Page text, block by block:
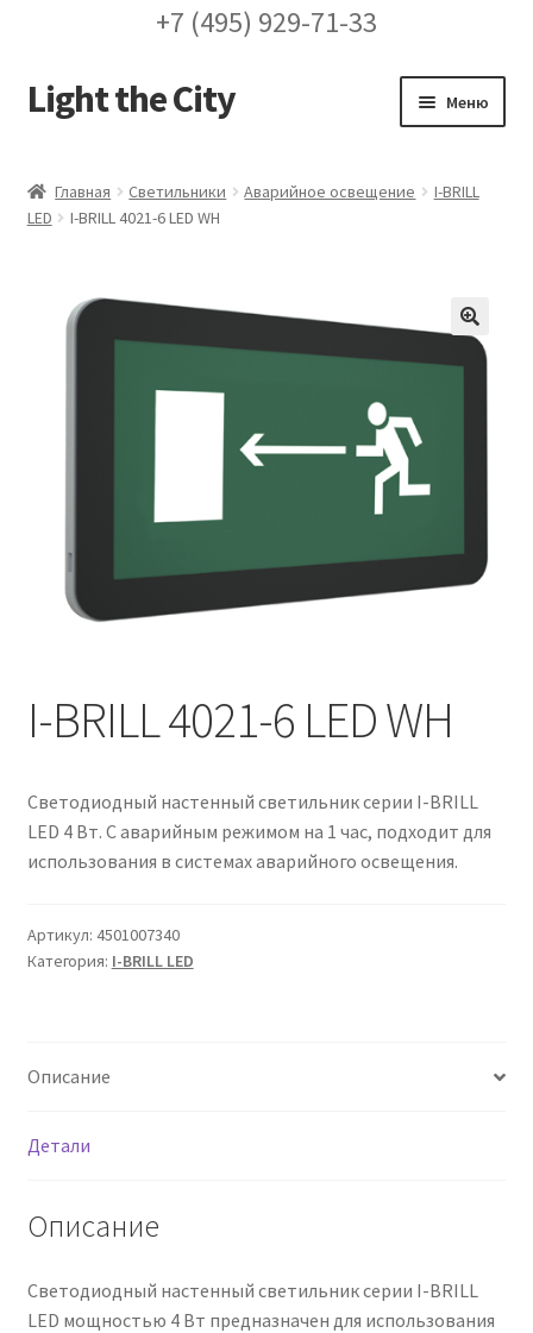
+7 (495) 929-71-33
Перейти
к
Перейти
к
Light the City Меню
FAQ про кронштейны
Заказ проекта освещения
Корзина
Мой аккаунт
Обозначения стандартных установочных мест
кронштейнов «Opora Engineering»
Оформление заказа
Сертификаты
Таблица выбора вводного щитка
Главная Светильники Аварийное освещение
I-BRILL
LED
I-BRILL 4021-6 LED WH
🔍
I-BRILL 4021-6 LED WH
Светодиодный настенный светильник серии I-BRILL
LED 4 Вт. С аварийным режимом на 1 час, подходит для
использования в системах аварийного освещения.
Артикул: 4501007340
Категория: I-BRILL LED
Описание
Детали
Описание
Светодиодный настенный светильник серии I-BRILL
LED мощностью 4 Вт предназначен для использования